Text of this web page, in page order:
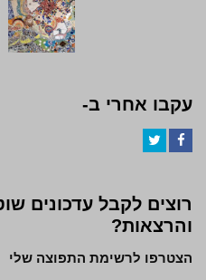
עקבו אחרי ב-
רוצים לקבל עדכונים
והרצאות?
הצטרפו לרשימת התפוצה שלי